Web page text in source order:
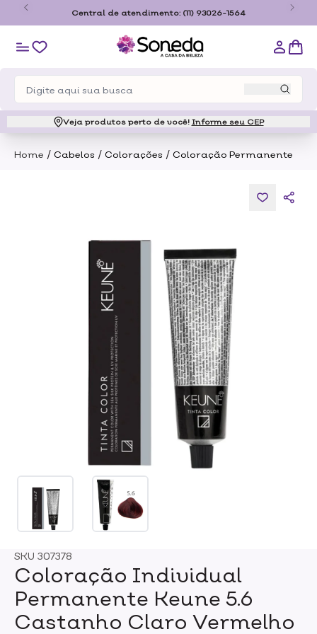
Central de atendimento: (11) 93026-1564
Veja produtos perto de você! Informe seu CEP
Home / Cabelos / Colorações / Coloração Permanente
SKU 307378
Coloração Individual
Permanente Keune 5.6
Castanho Claro Vermelho